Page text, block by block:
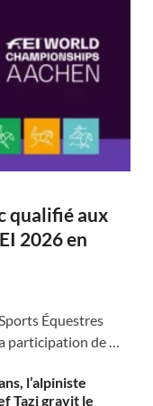
qualifié aux
2026 en
Équestres
participation de …
l’alpiniste
Tazi gravit le